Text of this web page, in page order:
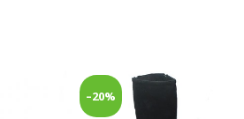
–20%